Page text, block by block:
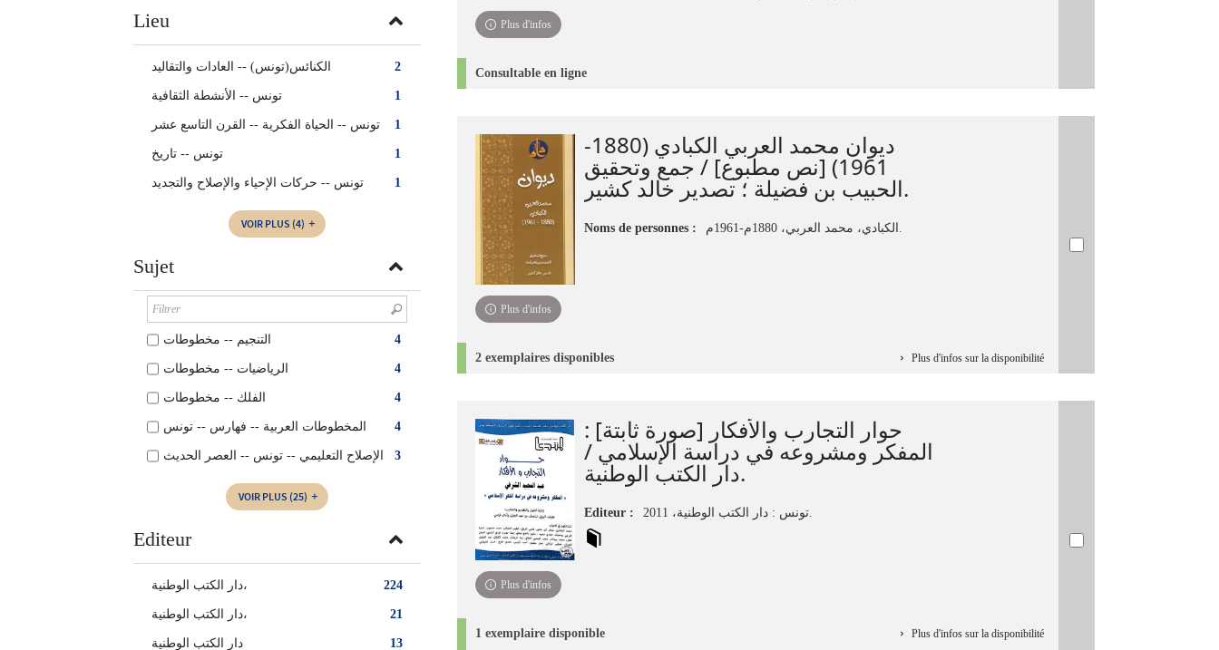
Plus d'infos
Consultable en ligne
ديوان محمد العربي الكبادي (1880-
1961) [نص مطبوع] / جمع وتحقيق
الحبيب بن فضيلة ؛ تصدير خالد كشير.
Noms de personnes : الكبادي، محمد العربي، 1880م-1961م.
Plus d'infos
2 exemplaires disponibles Plus d'infos sur la disponibilité
حوار التجارب والأفكار [صورة ثابتة] :
المفكر ومشروعه في دراسة الإسلامي /
دار الكتب الوطنية.
Editeur : تونس : دار الكتب الوطنية، 2011.
Plus d'infos
1 exemplaire disponible Plus d'infos sur la disponibilité
Lieu
2 الكنائس(تونس) -- ‏العادات والتقاليد
1 تونس -- الأنشطة الثقافية
1 تونس -- الحياة الفكرية -- القرن التاسع عشر
1 تونس -- تاريخ
1 تونس -- حركات الإحياء والإصلاح والتجديد
VOIR PLUS (4)
Sujet
4 التنجيم‏ -- ‏مخطوطات
4 الرياضيات‏ -- ‏مخطوطات‏
4 الفلك‏ -- ‏مخطوطات
4 المخطوطات العربية‏‏ -- ‏فهارس‏ -- ‏تونس
3 الإصلاح التعليمي -- تونس‏ -- ‏العصر الحديث
VOIR PLUS (25)
Editeur
224 دار الكتب الوطنية،
21 ‏دار الكتب الوطنية‏،
13 دار الكتب الوطنية